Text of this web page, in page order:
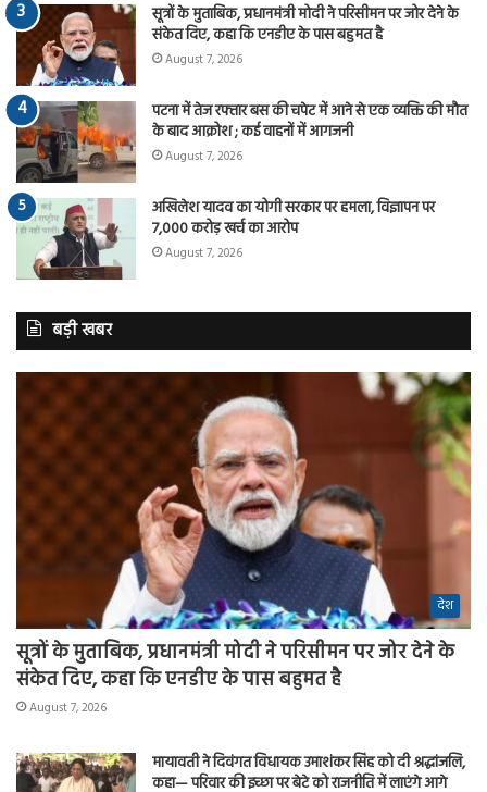
सूत्रों के मुताबिक, प्रधानमंत्री मोदी ने परिसीमन पर जोर देने के
संकेत दिए, कहा कि एनडीए के पास बहुमत है
August 7, 2026
पटना में तेज रफ्तार बस की चपेट में आने से एक व्यक्ति की मौत
के बाद आक्रोश ; कई वाहनों में आगजनी
August 7, 2026
अखिलेश यादव का योगी सरकार पर हमला, विज्ञापन पर
7,000 करोड़ खर्च का आरोप
August 7, 2026
बड़ी खबर
देश
सूत्रों के मुताबिक, प्रधानमंत्री मोदी ने परिसीमन पर जोर देने के
संकेत दिए, कहा कि एनडीए के पास बहुमत है
August 7, 2026
मायावती ने दिवंगत विधायक उमाशंकर सिंह को दी श्रद्धांजलि,
कहा— परिवार की इच्छा पर बेटे को राजनीति में लाएंगे आगे